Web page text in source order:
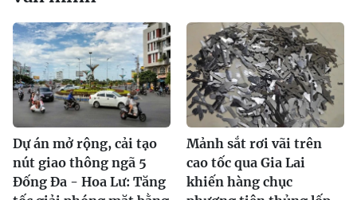
Dự án mở rộng, cải tạo
nút giao thông ngã 5
Đống Đa - Hoa Lư: Tăng
Mảnh sắt rơi vãi trên
cao tốc qua Gia Lai
khiến hàng chục